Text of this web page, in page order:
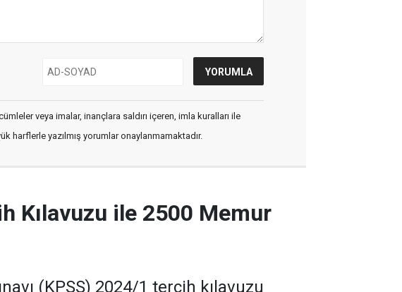
veya imalar, inançlara saldırı içeren, imla kuralları ile
harflerle yazılmış yorumlar onaylanmamaktadır.
Kılavuzu ile 2500 Memur
(KPSS) 2024/1 tercih kılavuzu